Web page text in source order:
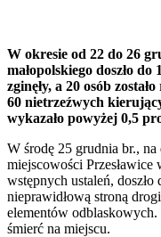
W okresie od 22 do 26
małopolskiego doszło
zginęły, a 20 osób
60 nietrzeźwych
wykazało powyżej 0,5
W środę 25 grudnia br.,
miejscowości
wstępnych ustaleń, doszło
nieprawidłową stroną
elementów
śmierć na miejscu.